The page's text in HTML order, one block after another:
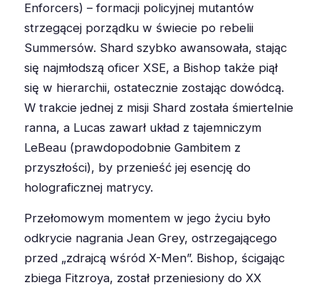
Enforcers) – formacji policyjnej mutantów
strzegącej porządku w świecie po rebelii
Summersów. Shard szybko awansowała, stając
się najmłodszą oficer XSE, a Bishop także piął
się w hierarchii, ostatecznie zostając dowódcą.
W trakcie jednej z misji Shard została śmiertelnie
ranna, a Lucas zawarł układ z tajemniczym
LeBeau (prawdopodobnie Gambitem z
przyszłości), by przenieść jej esencję do
holograficznej matrycy.
Przełomowym momentem w jego życiu było
odkrycie nagrania Jean Grey, ostrzegającego
przed „zdrajcą wśród X-Men”. Bishop, ścigając
zbiega Fitzroya, został przeniesiony do XX